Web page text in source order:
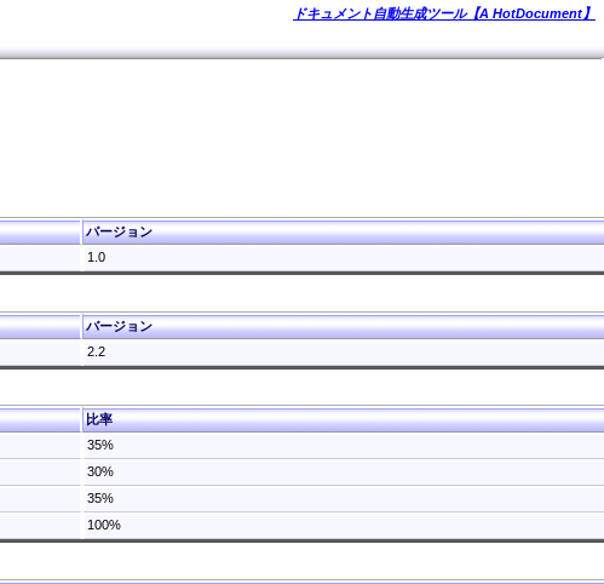
ドキュメント自動生成ツール【A HotDocument】
バージョン
1.0
バージョン
2.2
比率
35%
30%
35%
100%